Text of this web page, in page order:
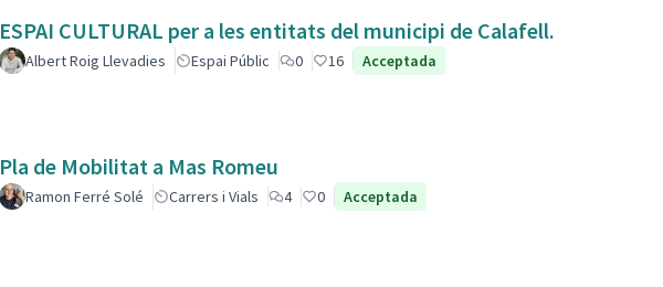
ESPAI CULTURAL per a les entitats del municipi de Calafell.
Albert Roig Llevadies Espai Públic 0 16 Acceptada
Pla de Mobilitat a Mas Romeu
Ramon Ferré Solé Carrers i Vials 4 0 Acceptada